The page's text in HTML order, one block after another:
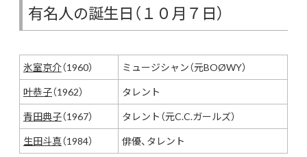
有名人の誕生日（１０月７日）
氷室京介（1960）
ミュージシャン（元BOØWY）
叶恭子（1962）
タレント
青田典子（1967）
タレント（元C.C.ガールズ）
生田斗真（1984） 俳優、タレント